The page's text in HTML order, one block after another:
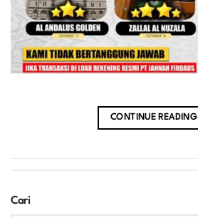
CONTINUE READING
Cari